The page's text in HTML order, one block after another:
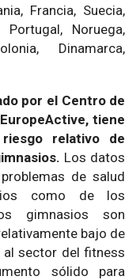
Francia, Suecia,
Noruega,
Dinamarca,
por el Centro de
tiene
relativo de
Los datos
de salud
como de los
gimnasios son
bajo de
sector del fitness
sólido para